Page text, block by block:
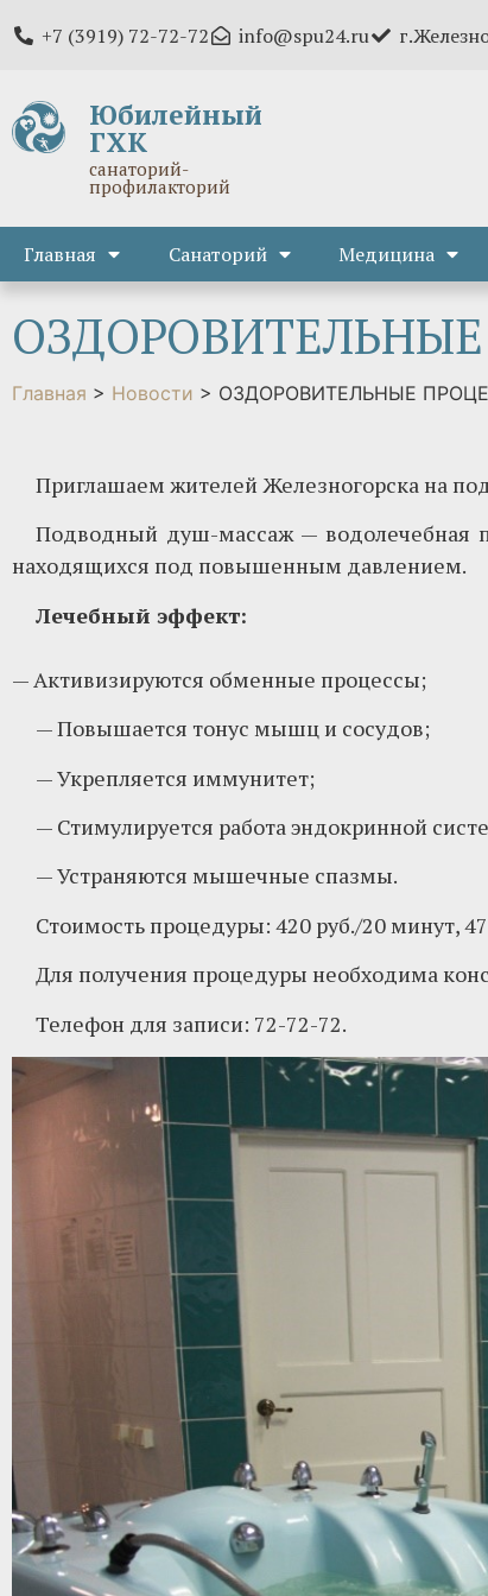
+7 (3919) 72-72-72 info@spu24.ru
Юбилейный
ГХК
санаторий-
профилакторий
Главная Санаторий Медицина
Главная > Новости > ОЗДОРОВИТЕЛЬНЫЕ
Приглашаем жителей Железногорска на
Подводный душ-массаж — водолечебная
находящихся под повышенным давлением.
Лечебный эффект:
— Активизируются обменные процессы;
— Повышается тонус мышц и сосудов;
— Укрепляется иммунитет;
— Стимулируется работа эндокринной
— Устраняются мышечные спазмы.
Стоимость процедуры: 420 руб./20 минут,
Для получения процедуры необходима
Телефон для записи: 72-72-72.